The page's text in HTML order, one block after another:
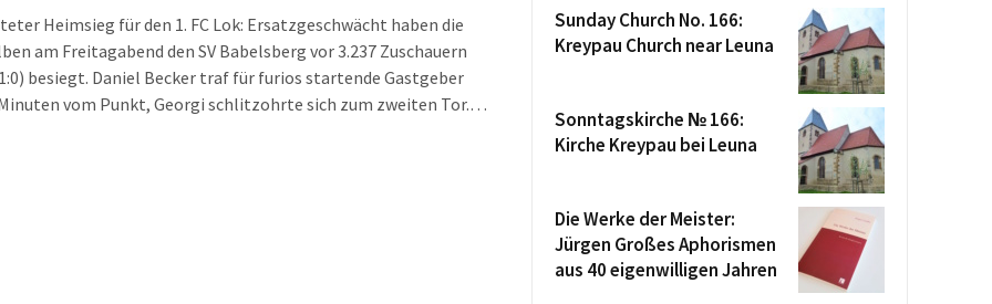
Heimsieg für den 1. FC Lok: Ersatzgeschwächt haben die
am Freitagabend den SV Babelsberg vor 3.237 Zuschauern
besiegt. Daniel Becker traf für furios startende Gastgeber
vom Punkt, Georgi schlitzohrte sich zum zweiten Tor.
Sunday Church No. 166:
Kreypau Church near Leuna
Sonntagskirche № 166:
Kirche Kreypau bei Leuna
Die Werke der Meister:
Jürgen Großes Aphorismen
aus 40 eigenwilligen Jahren